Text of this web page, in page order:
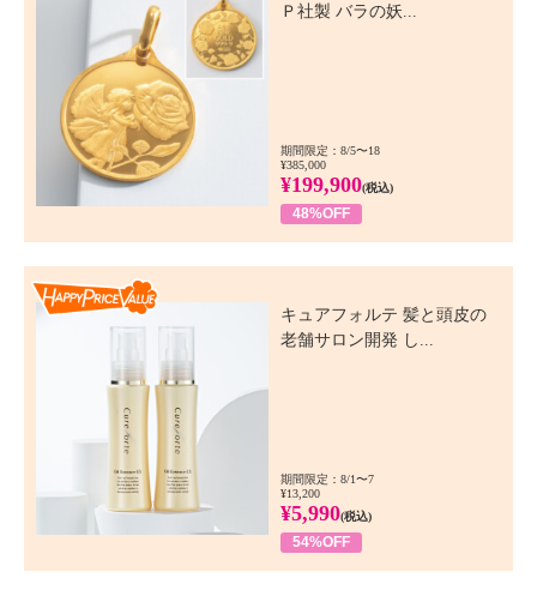
Ｐ社製 バラの妖...
期間限定：8/5〜18
¥385,000
¥199,900(税込)
48%OFF
キュアフォルテ 髪と頭皮の
老舗サロン開発 し...
期間限定：8/1〜7
¥13,200
¥5,990(税込)
54%OFF